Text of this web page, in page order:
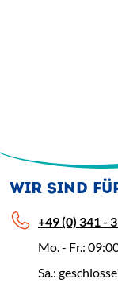
WIR SIND
+49 (0) 341 -
Mo. - Fr.:
Sa.: